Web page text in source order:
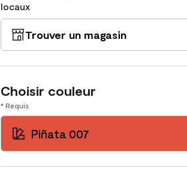
locaux
Trouver un magasin
Choisir couleur
* Requis
Piñata 007